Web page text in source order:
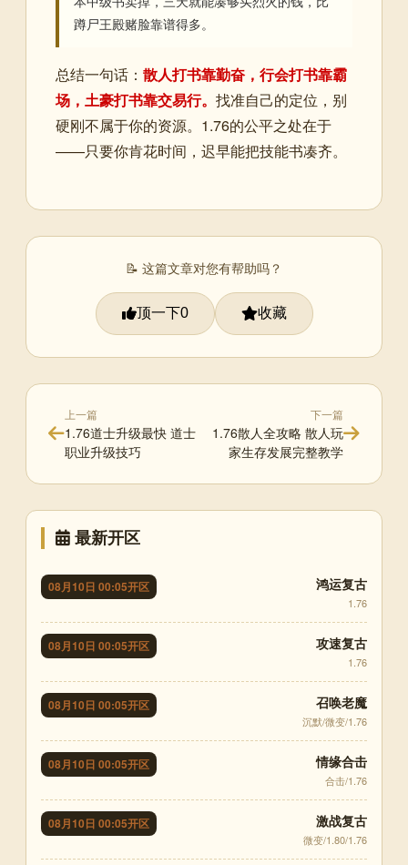
蹲尸王殿赌脸靠谱得多。
总结一句话： 散人打书靠勤奋，行会打书靠霸
场，土豪打书靠交易行。 找准自己的定位，别
硬刚不属于你的资源。1.76的公平之处在于
——只要你肯花时间，迟早能把技能书凑齐。
📝 这篇文章对您有帮助吗？
顶一下0 收藏
上一篇
1.76道士升级最快 道士
职业升级技巧
下一篇
1.76散人全攻略 散人玩
家生存发展完整教学
最新开区
08月10日 00:05开区 鸿运复古
1.76
08月10日 00:05开区 攻速复古
1.76
08月10日 00:05开区 召唤老魔
沉默/微变/1.76
08月10日 00:05开区 情缘合击
合击/1.76
08月10日 00:05开区 激战复古
微变/1.80/1.76